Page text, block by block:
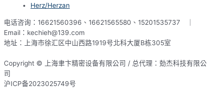
Herz/Herzan
电话咨询：16621560396、16621565580、15201535737 ｜
Email：kechieh@139.com
地址：上海市徐汇区中山西路1919号北科大厦B栋305室
Copyright © 上海聿卞精密设备有限公司 / 总代理：勀杰科技有限公
司
沪ICP备2023025749号